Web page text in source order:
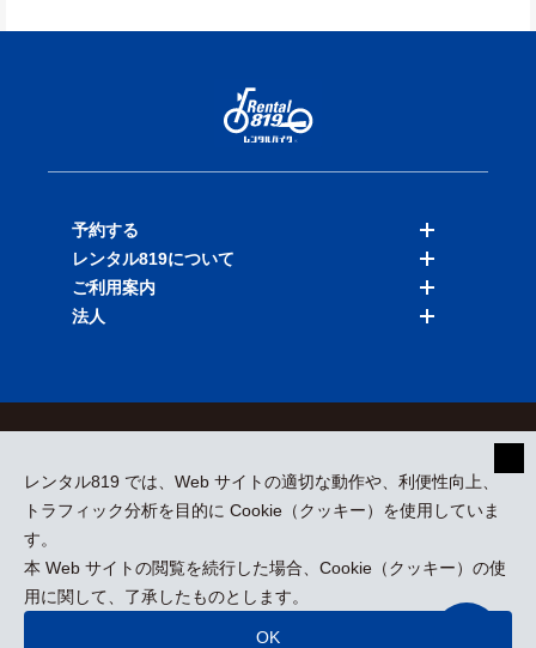
レンタル819 では、Web サイトの適切な動作や、利便性向上、
トラフィック分析を目的に Cookie（クッキー）を使用していま
す。
本 Web サイトの閲覧を続行した場合、Cookie（クッキー）の使
用に関して、了承したものとします。
OK
予約する
バイクを探す
店舗を探す
レンタル819について
料金表
ご利用案内
法人
採用情報
プレスリリース
kizuki Rental Service © All Rights Reserved.